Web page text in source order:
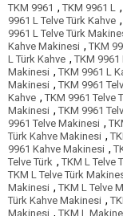
TKM 9961 , TKM 9961 L ,
9961 L Telve Türk Kahve ,
9961 L Telve Türk
Kahve Makinesi , TKM
L Türk Kahve , TKM 9961
Makinesi , TKM 9961 L
Makinesi , TKM 9961
Kahve , TKM 9961 Telve
Makinesi , TKM 9961
9961 Telve Makinesi ,
Türk Kahve Makinesi ,
9961 Kahve Makinesi ,
Telve Türk , TKM L Telve
TKM L Telve Türk
Makinesi , TKM L Telve
Türk Kahve Makinesi ,
Makinesi , TKM L